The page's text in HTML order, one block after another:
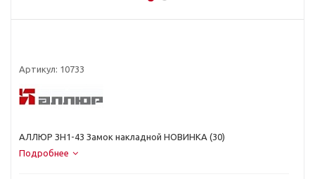
Артикул: 10733
АЛЛЮР ЗН1-43 Замок накладной НОВИНКА (30)
Подробнее